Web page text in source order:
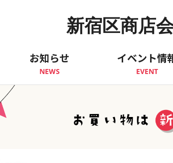
新宿区商店
お知らせ
NEWS
イベント情
EVENT